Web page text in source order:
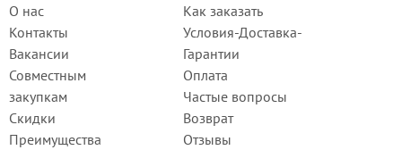
О нас
Контакты
Вакансии
Совместным
закупкам
Скидки
Преимущества
Как заказать
Условия-Доставка-
Гарантии
Оплата
Частые вопросы
Возврат
Отзывы